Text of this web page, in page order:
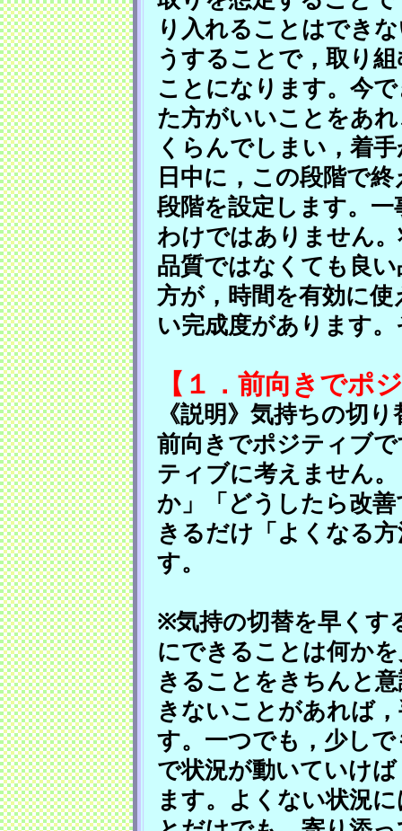
り入れることはでき
うすることで，取り
ことになります。今
た方がいいことをあ
くらんでしまい，着
日中に，この段階で
段階を設定します。
わけではありません
品質ではなくても良
方が，時間を有効に
い完成度があります
【１．前向きでポ
《説明》気持ちの切
前向きでポジティブ
ティブに考えません
か」「どうしたら改
きるだけ「よくなる
す。
※気持の切替を早くす
にできることは何か
きることをきちんと
きないことがあれば
す。一つでも，少し
で状況が動いていけ
ます。よくない状況